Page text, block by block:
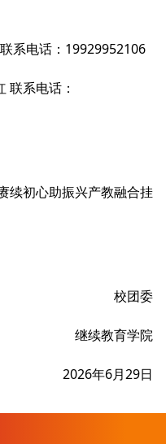
系电话：19929952106
联系电话：
续初心助振兴产教融合挂
校团委
继续教育学院
2026年6月29日